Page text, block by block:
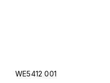
WE5412 001